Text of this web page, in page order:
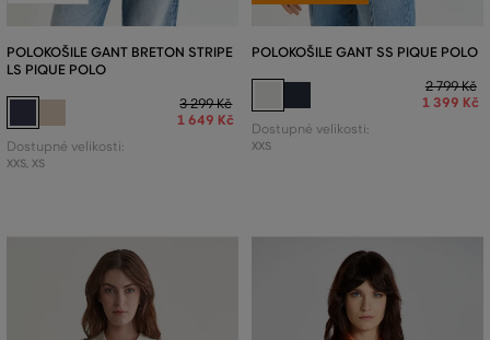
POLOKOŠILE GANT BRETON STRIPE
LS PIQUE POLO
3 299 Kč
1 649 Kč
Dostupné velikosti:
XXS, XS
POLOKOŠILE GANT SS PIQUE POLO
2 799 Kč
1 399 Kč
Dostupné velikosti:
XXS